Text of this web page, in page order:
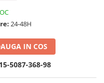
24-48H
IN COS
5087-368-98